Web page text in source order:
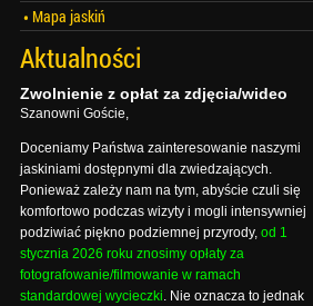
Mapa jaskiń
Aktualności
Zwolnienie z opłat za zdjęcia/wideo
Szanowni Goście,
Doceniamy Państwa zainteresowanie naszymi
jaskiniami dostępnymi dla zwiedzających.
Ponieważ zależy nam na tym, abyście czuli się
komfortowo podczas wizyty i mogli intensywniej
podziwiać piękno podziemnej przyrody, od 1
stycznia 2026 roku znosimy opłaty za
fotografowanie/filmowanie w ramach
standardowej wycieczki . Nie oznacza to jednak